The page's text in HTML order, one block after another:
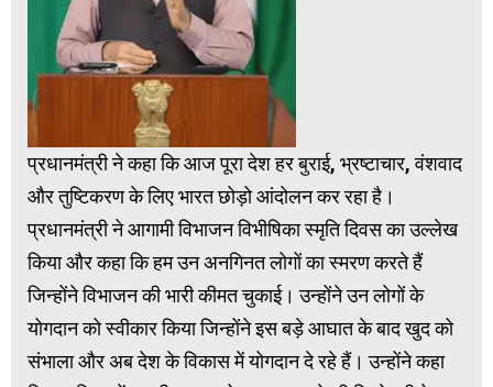
प्रधानमंत्री ने कहा कि आज पूरा देश हर बुराई, भ्रष्टाचार, वंशवाद
और तुष्टिकरण के लिए भारत छोड़ो आंदोलन कर रहा है।
प्रधानमंत्री ने आगामी विभाजन विभीषिका स्मृति दिवस का उल्लेख
किया और कहा कि हम उन अनगिनत लोगों का स्‍मरण करते हैं
जिन्होंने विभाजन की भारी कीमत चुकाई। उन्‍होंने उन लोगों के
योगदान को स्वीकार किया जिन्‍होंने इस बड़े आघात के बाद खुद को
संभाला और अब देश के विकास में योगदान दे रहे हैं। उन्होंने कहा